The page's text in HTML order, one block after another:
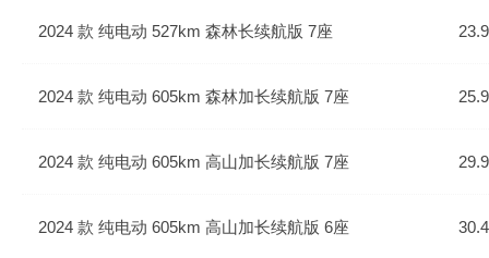
2024 款 纯电动 527km 森林长续航版 7座
2024 款 纯电动 605km 森林加长续航版 7座
2024 款 纯电动 605km 高山加长续航版 7座
2024 款 纯电动 605km 高山加长续航版 6座